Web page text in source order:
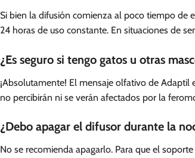
Si bien la difusión comienza al poco tiempo de
24 horas de uso constante. En situaciones de
¿Es seguro si tengo gatos u otras
¡Absolutamente! El mensaje olfativo de Adaptil
no percibirán ni se verán afectados por la
¿Debo apagar el difusor durante la
No se recomienda apagarlo. Para que el